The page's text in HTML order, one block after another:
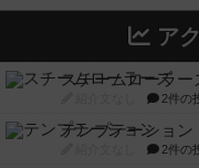
ア
スチームローラー
2件の
テンプテーション
2件の